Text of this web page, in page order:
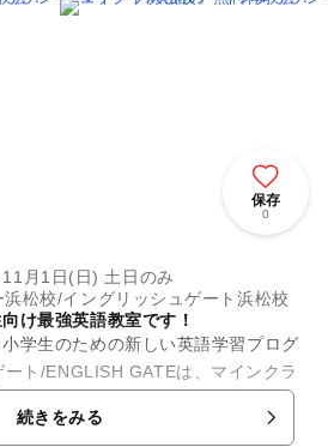
保存
0
月1日(日) 土日のみ
松校/イングリッシュゲート浜松校
け最強英語教室です！
学生のための新しい英語学習プログ
ト/ENGLISH GATEは、マインクラ
3つを融合した、小学生のための楽
続きをみる